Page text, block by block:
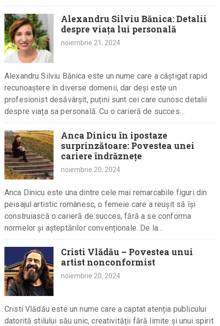
Alexandru Silviu Bănica: Detalii
despre viața lui personală
noiembrie 21, 2024
Alexandru Silviu Bănica este un nume care a câștigat rapid
recunoaștere în diverse domenii, dar deși este un
profesionist desăvârșit, puțini sunt cei care cunosc detalii
despre viața sa personală. Cu o carieră de succes…
Anca Dinicu în ipostaze
surprinzătoare: Povestea unei
cariere îndrăznețe
noiembrie 20, 2024
Anca Dinicu este una dintre cele mai remarcabile figuri din
peisajul artistic românesc, o femeie care a reușit să își
construiască o carieră de succes, fără a se conforma
normelor și așteptărilor convenționale. De la…
Cristi Vlădău – Povestea unui
artist nonconformist
noiembrie 20, 2024
Cristi Vlădău este un nume care a captat atenția publicului
datorită stilului său unic, creativității fără limite și unui spirit